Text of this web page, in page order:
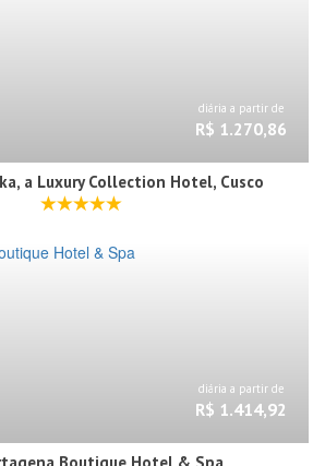
diária a partir de
R$ 1.270,86
a Luxury Collection Hotel, Cusco
diária a partir de
R$ 1.414,92